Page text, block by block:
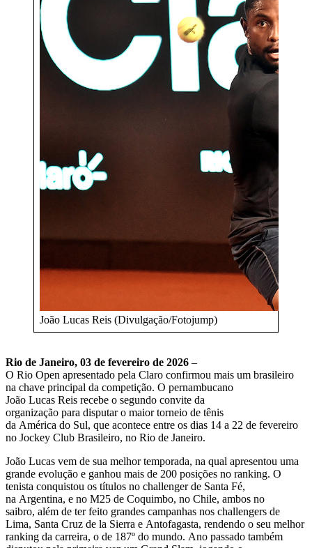
João Lucas Reis (Divulgação/Fotojump)
Rio de Janeiro, 03 de fevereiro de 2026 –
O Rio Open apresentado pela Claro confirmou mais um brasileiro
na chave principal da competição. O pernambucano
João Lucas Reis recebe o segundo convite da
organização para disputar o maior torneio de tênis
da América do Sul, que acontece entre os dias 14 a 22 de fevereiro
no Jockey Club Brasileiro, no Rio de Janeiro.
João Lucas vem de sua melhor temporada, na qual apresentou uma
grande evolução e ganhou mais de 200 posições no ranking. O
tenista conquistou os títulos no challenger de Santa Fé,
na Argentina, e no M25 de Coquimbo, no Chile, ambos no
saibro, além de ter feito grandes campanhas nos challengers de
Lima, Santa Cruz de la Sierra e Antofagasta, rendendo o seu melhor
ranking da carreira, o de 187º do mundo. Ano passado também